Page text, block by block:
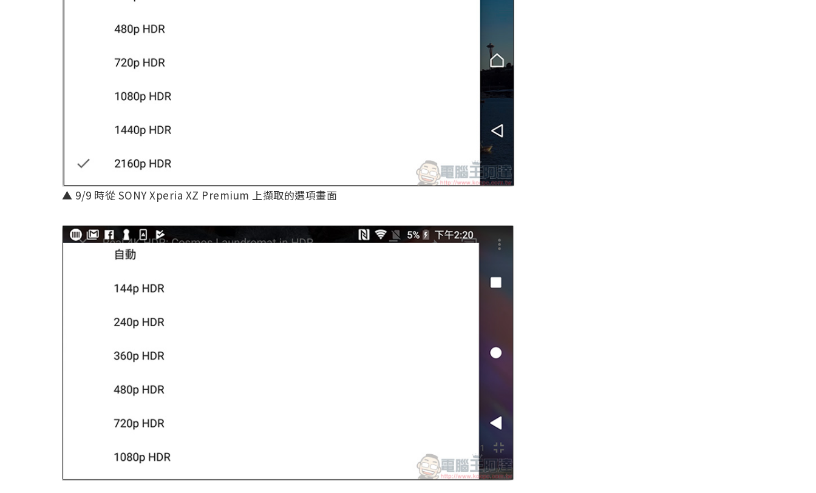
▲ 9/9 時從 SONY Xperia XZ Premium 上擷取的選項畫面